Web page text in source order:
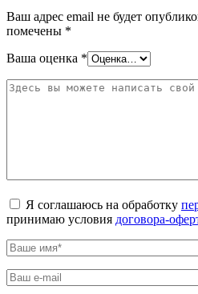
Ваш адрес email не будет
помечены *
Ваша оценка *
Я соглашаюсь на обработку
принимаю условия договора-